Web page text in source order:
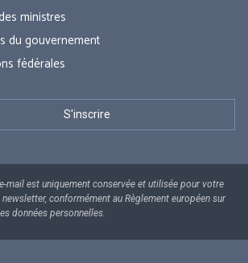
ministres
du gouvernement
fédérales
mail est uniquement conservée et utilisée pour votre
conformément au Règlement européen sur
données personnelles.